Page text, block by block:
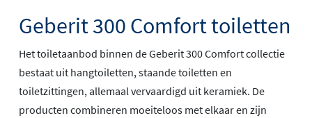
Geberit 300 Comfort toiletten
Het toiletaanbod binnen de Geberit 300 Comfort collectie
bestaat uit hangtoiletten, staande toiletten en
toiletzittingen, allemaal vervaardigd uit keramiek. De
producten combineren moeiteloos met elkaar en zijn